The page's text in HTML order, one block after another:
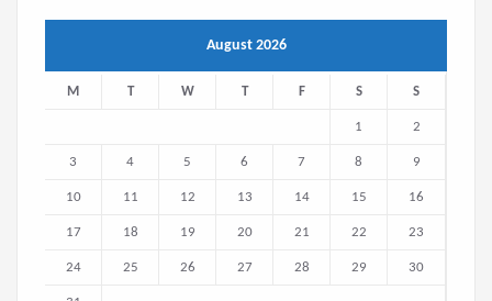
August 2026
M T W T F S S
1 2
3 4 5 6 7 8 9
10 11 12 13 14 15 16
17 18 19 20 21 22 23
24 25 26 27 28 29 30